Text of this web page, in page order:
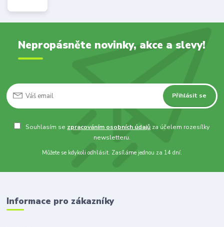
Nepropásněte novinky, akce a slevy!
Přihlásit se
Souhlasím se zpracováním osobních údajů za účelem rozesílky
newsletteru.
Můžete se kdykoli odhlásit. Zasíláme jednou za 14 dní.
Informace pro zákazníky